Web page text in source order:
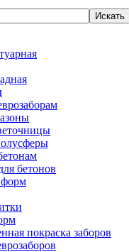
бетонов
форм
покраска заборов